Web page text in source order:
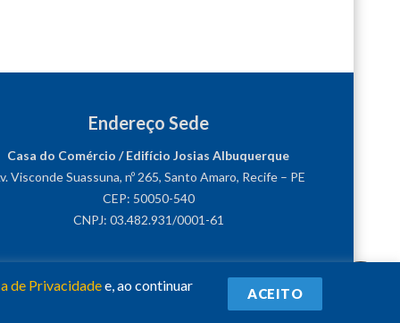
Endereço Sede
Casa do Comércio / Edifício Josias Albuquerque
Visconde Suassuna, nº 265, Santo Amaro, Recife – PE
CEP: 50050-540
CNPJ: 03.482.931/0001-61
de Privacidadee, ao continuar
ACEITO